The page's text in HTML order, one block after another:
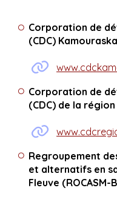
Corporation de
(CDC) Kamouraska
Corporation de
(CDC) de la
Regroupement
et alternatifs en
Fleuve (ROCASM-